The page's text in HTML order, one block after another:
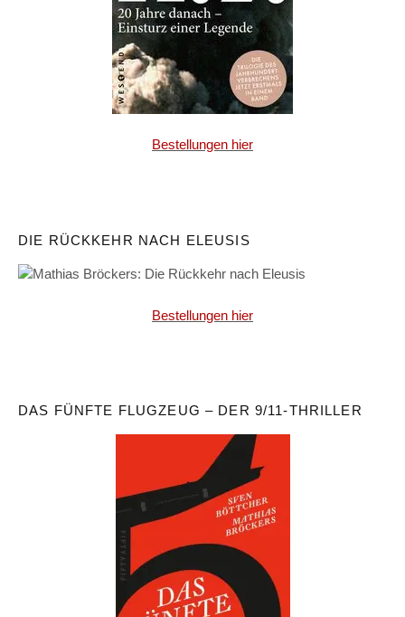
Bestellungen hier
DIE RÜCKKEHR NACH ELEUSIS
Bestellungen hier
DAS FÜNFTE FLUGZEUG – DER 9/11-THRILLER